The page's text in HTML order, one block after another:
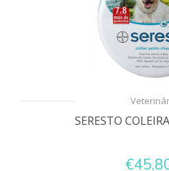
SERESTO